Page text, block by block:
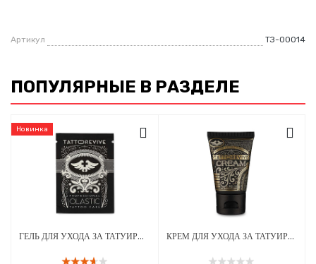
Артикул ТЗ-00014
ПОПУЛЯРНЫЕ В РАЗДЕЛЕ
Новинка
ГЕЛЬ ДЛЯ УХОДА ЗА ТАТУИРОВАННОЙ КОЖЕЙ TATTOO REVIVE OLASTIC 5 МЛ КРЕМ ДЛЯ УХОДА ЗА ТАТУИРОВКОЙ TATTOO REVIVE CREAM 40 МЛ